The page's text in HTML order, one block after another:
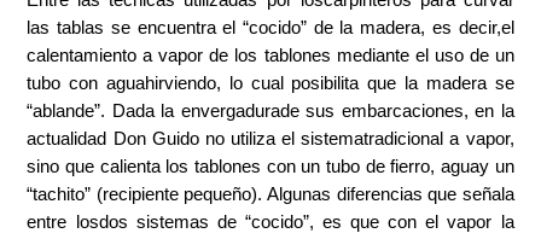
las tablas se encuentra el “cocido” de la madera, es decir,el
calentamiento a vapor de los tablones mediante el uso de un
tubo con aguahirviendo, lo cual posibilita que la madera se
“ablande”. Dada la envergadurade sus embarcaciones, en la
actualidad Don Guido no utiliza el sistematradicional a vapor,
sino que calienta los tablones con un tubo de fierro, aguay un
“tachito” (recipiente pequeño). Algunas diferencias que señala
entre losdos sistemas de “cocido”, es que con el vapor la